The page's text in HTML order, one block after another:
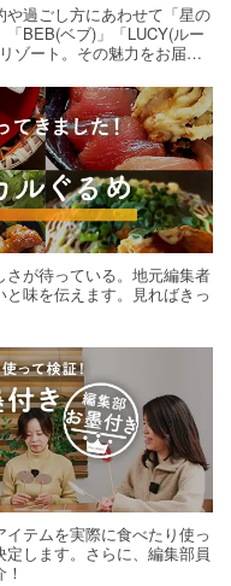
や過ごし方にあわせて「星の
BEB(ベブ)」「LUCY(ルー
ゾート。その魅力をお届け
が待っている。地元編集者
味を伝えます。見ればきっ
テムを実際に食べたり使っ
します。さらに、編集部員